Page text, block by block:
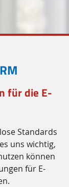
für die E-
Standards
uns wichtig,
können
für E-